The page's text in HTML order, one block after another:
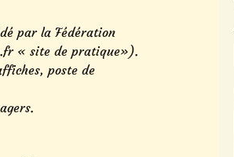
par la Fédération
« site de pratique»).
poste de